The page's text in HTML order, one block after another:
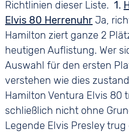
Richtlinien dieser Liste. 1.
Elvis 80 Herrenuhr Ja,
Hamilton ziert ganze 2
heutigen Auflistung. Wer
Auswahl für den ersten
verstehen wie dies
Hamilton Ventura Elvis 80
schließlich nicht ohne
Legende Elvis Presley